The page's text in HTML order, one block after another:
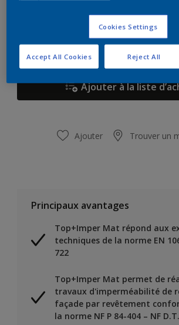
Ajouter à la liste
Ajouter Trouver un
Principaux avantages
Top+Imper Mat répond aux
techniques de la norme EN
722
Top+Imper Mat permet de
travaux d'imperméabilité de
façade par revêtement
la norme NF P 84-404 – NF
Cookies Settings
Reject All
Accept All Cookies